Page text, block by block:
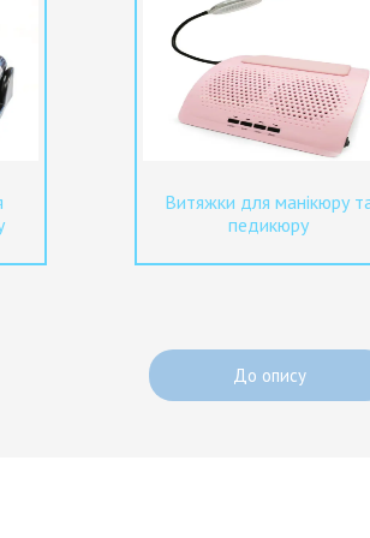
Витяжки для манікюру
педикюру
До опису